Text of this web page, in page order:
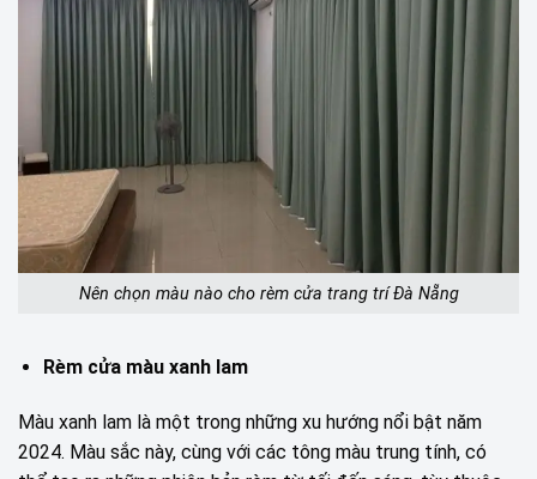
Nên chọn màu nào cho rèm cửa trang trí Đà Nẵng
Rèm cửa màu xanh lam
Màu xanh lam là một trong những xu hướng nổi bật năm
2024. Màu sắc này, cùng với các tông màu trung tính, có